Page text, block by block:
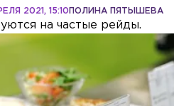
ПОЛИНА ПЯТЫШЕВА
2021, 15:10
на частые рейды.